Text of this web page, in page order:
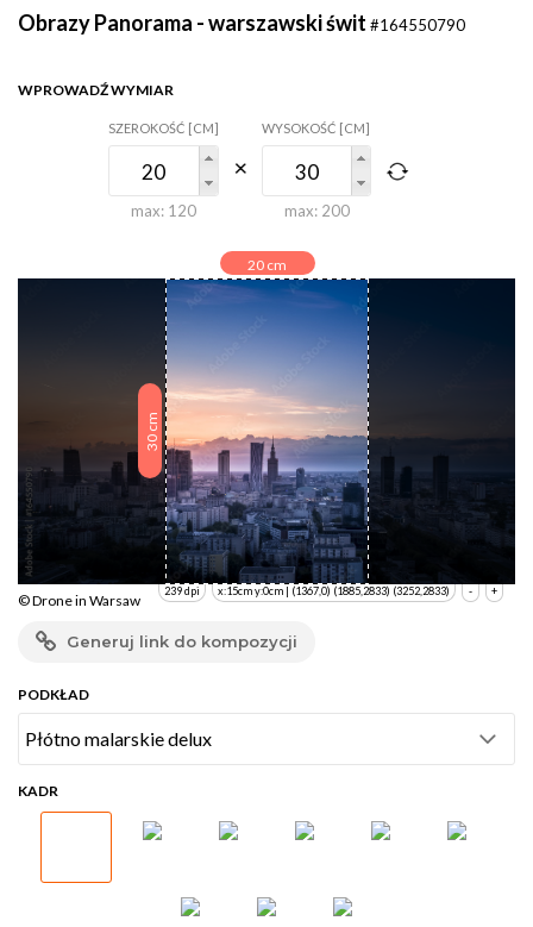
Obrazy Panorama - warszawski świt #164550790
20 cm
30
cm
+
-
x:15cm y:0cm | (1367,0) (1885,2833) (3252,2833)
239 dpi
© Drone in Warsaw
Generuj link do kompozycji
WPROWADŹ WYMIAR
SZEROKOŚĆ [CM]
max: 120
WYSOKOŚĆ [CM]
max: 200
PODKŁAD
KADR